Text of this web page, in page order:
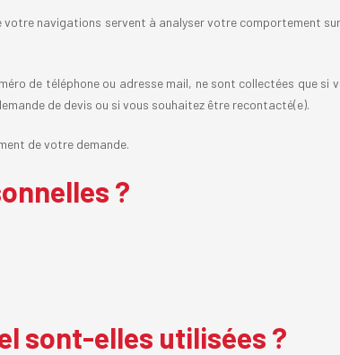
navigations servent à analyser votre comportement
de téléphone ou adresse mail, ne sont collectées que si
de devis ou si vous souhaitez être recontacté(e).
de votre demande.
?
sont-elles utilisées ?